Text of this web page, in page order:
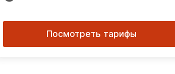
Посмотреть тарифы